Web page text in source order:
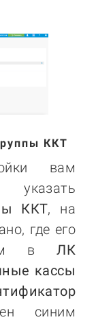
ККТ
вам
ККТ, на
где его
вЛК
кассы
синим